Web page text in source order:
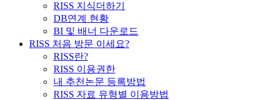
RISS 지식더하기
DB연계 현황
BI 및 배너 다운로드
RISS 처음 방문 이세요?
RISS란?
RISS 이용권한
내 추천논문 등록방법
RISS 자료 유형별 이용방법